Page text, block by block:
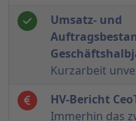
Umsatz- und
Kurzarbeit
HV-Bericht
Immerhin das